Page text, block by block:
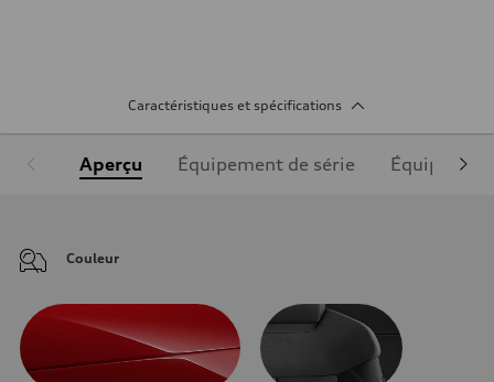
Caractéristiques et spécifications
Aperçu Équipement de série
Couleur